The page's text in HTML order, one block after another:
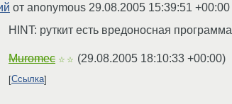
от anonymous 29.08.2005 15:39:51 +00:00
HINT: руткит есть вредоносная программа
Muromec ☆☆ (29.08.2005 18:10:33 +00:00)
Ссылка